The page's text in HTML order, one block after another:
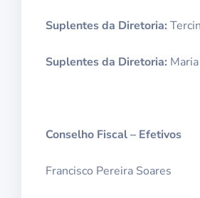
Suplentes da Diretoria:
Suplentes da Diretoria:
Conselho Fiscal – Efetivos
Francisco Pereira Soares